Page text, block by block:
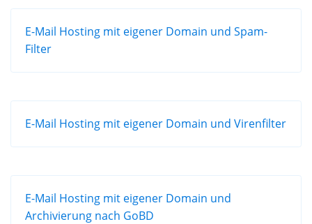
E-Mail Hosting mit eigener Domain und Spam-
Filter
E-Mail Hosting mit eigener Domain und Virenfilter
E-Mail Hosting mit eigener Domain und
Archivierung nach GoBD